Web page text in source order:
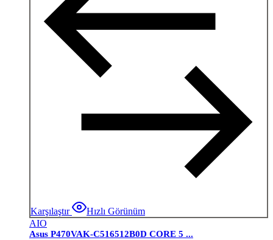
Karşılaştır
Hızlı Görünüm
AIO
Asus P470VAK-C516512B0D CORE 5 ...